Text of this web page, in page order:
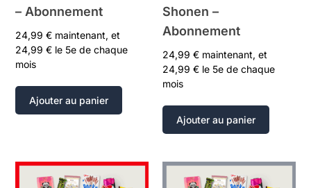
– Abonnement
24,99€ maintenant, et
24,99€ le 5e de chaque
mois
Ajouter au panier
Shonen –
Abonnement
24,99 € maintenant, et
24,99 € le 5e de chaque
mois
Ajouter au panier